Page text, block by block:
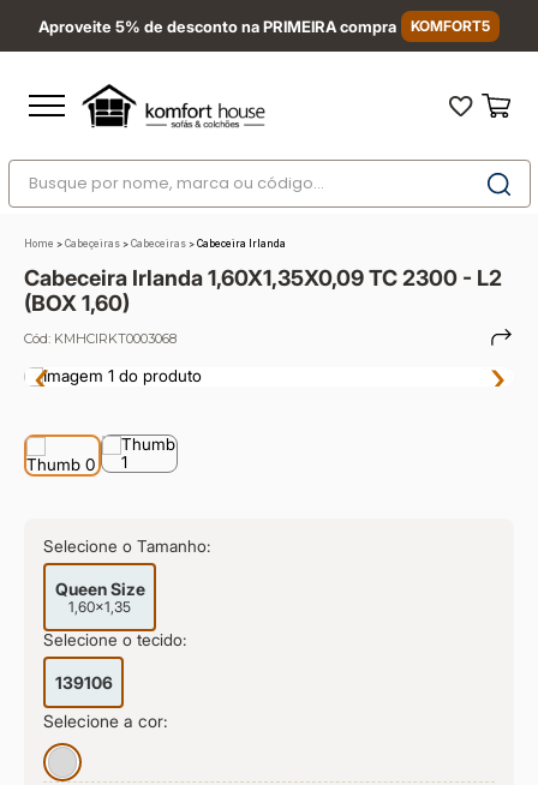
Aproveite 5% de desconto na PRIMEIRA compra KOMFORT5
Busque por nome, marca ou código...
Home > Cabeçeiras > Cabeceiras > Cabeceira Irlanda
Cabeceira Irlanda 1,60X1,35X0,09 TC 2300 - L2
(BOX 1,60)
Cód: KMHCIRKT0003068
‹ ›
Selecione o Tamanho:
Queen Size
1,60x1,35
Selecione o tecido:
139106
Selecione a cor:
2º
sofá
3º
sofá retrátil
4º
sofá cama
6º
sofá canto
7º
conjuntos
sevilha
prisma